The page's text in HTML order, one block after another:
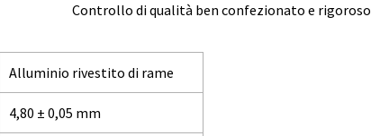
Controllo di qualità ben confezionato e rigoroso
Alluminio rivestito di rame
4,80 ± 0,05 mm